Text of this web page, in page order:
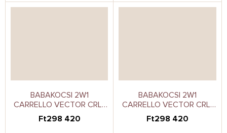
BABAKOCSI 2W1
CARRELLO VECTOR CRL-
6550 CORAL BEIGE
Ft298 420
BABAKOCSI 2W1
CARRELLO VECTOR CRL-
6550 CORAL ORANGE
Ft298 420